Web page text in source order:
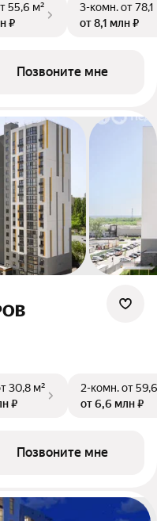
55,6 м²
₽
3-комн.от 78,1
от 8,1 млн ₽
Позвоните мне
30,8 м²
₽
2-комн.от
от 6,6 млн ₽
Позвоните мне